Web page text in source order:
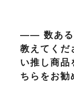
―― 数ある
教えてくだ
い推し商品
ちらをお勧